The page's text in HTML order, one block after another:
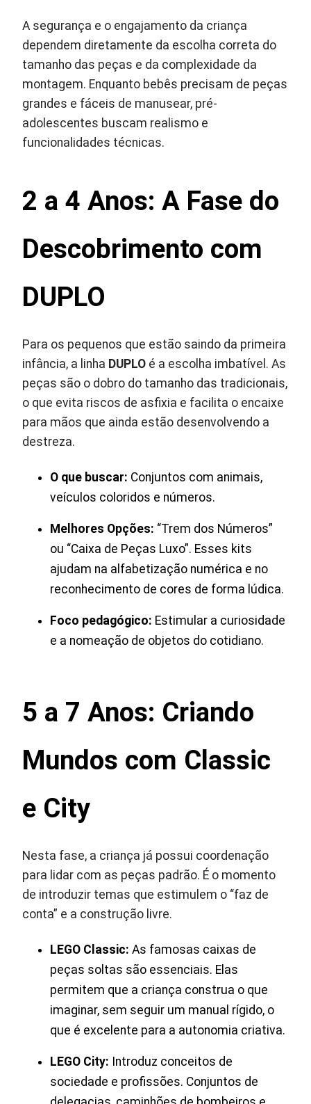
A segurança e o engajamento da criança
dependem diretamente da escolha correta do
tamanho das peças e da complexidade da
montagem. Enquanto bebês precisam de peças
grandes e fáceis de manusear, pré-
adolescentes buscam realismo e
funcionalidades técnicas.
2 a 4 Anos: A Fase do
Descobrimento com
DUPLO
Para os pequenos que estão saindo da primeira
infância, a linha DUPLO é a escolha imbatível. As
peças são o dobro do tamanho das tradicionais,
o que evita riscos de asfixia e facilita o encaixe
para mãos que ainda estão desenvolvendo a
destreza.
O que buscar: Conjuntos com animais,
veículos coloridos e números.
Melhores Opções: “Trem dos Números”
ou “Caixa de Peças Luxo”. Esses kits
ajudam na alfabetização numérica e no
reconhecimento de cores de forma lúdica.
Foco pedagógico: Estimular a curiosidade
e a nomeação de objetos do cotidiano.
5 a 7 Anos: Criando
Mundos com Classic
e City
Nesta fase, a criança já possui coordenação
para lidar com as peças padrão. É o momento
de introduzir temas que estimulem o “faz de
conta” e a construção livre.
LEGO Classic: As famosas caixas de
peças soltas são essenciais. Elas
permitem que a criança construa o que
imaginar, sem seguir um manual rígido, o
que é excelente para a autonomia criativa.
LEGO City: Introduz conceitos de
sociedade e profissões. Conjuntos de